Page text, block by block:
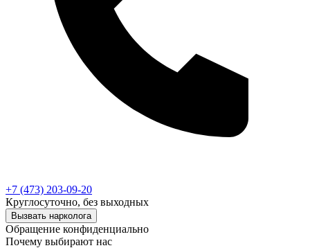
+7 (473) 203-09-20
Круглосуточно, без выходных
Вызвать нарколога
Обращение конфиденциально
Почему выбирают нас